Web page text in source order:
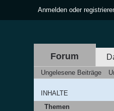
Anmelden oder
Forum
Ungelesene Beiträge
INHALTE
Themen